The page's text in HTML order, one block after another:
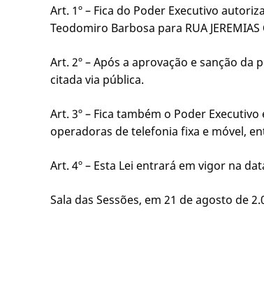
Art. 1º – Fica do Poder Executivo
Teodomiro Barbosa para RUA JEREMIAS
Art. 2º – Após a aprovação e sanção
citada via pública.
Art. 3º – Fica também o Poder
operadoras de telefonia fixa e móvel,
Art. 4º – Esta Lei entrará em vigor na
Sala das Sessões, em 21 de agosto de